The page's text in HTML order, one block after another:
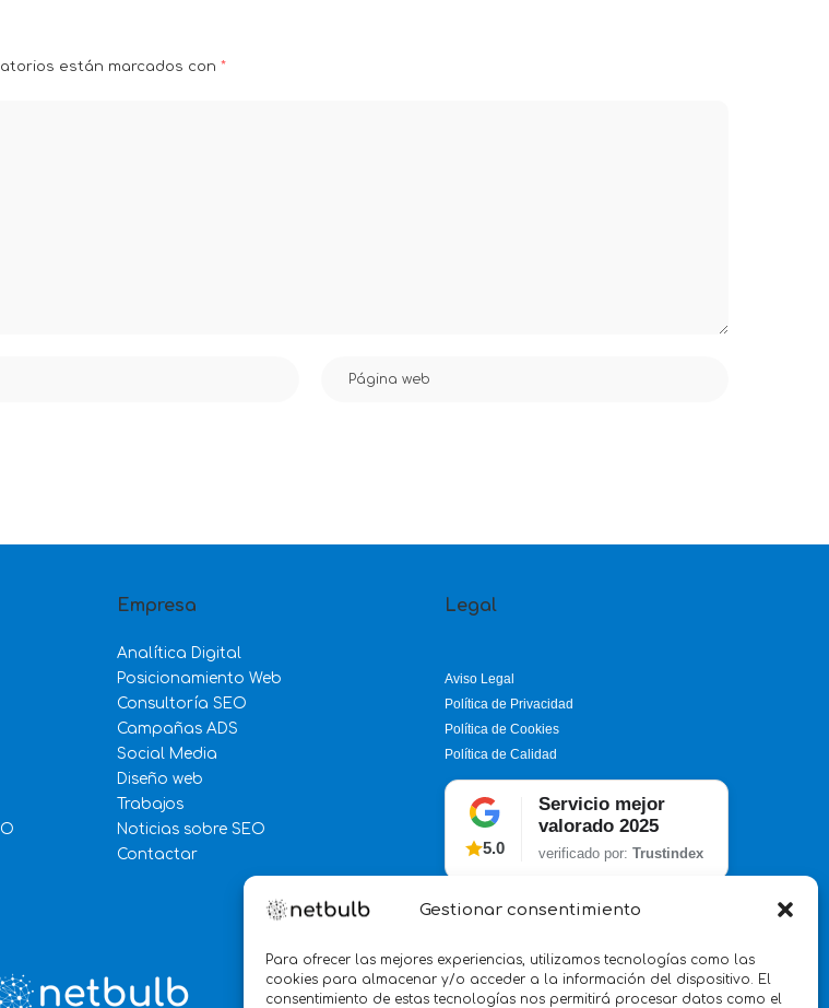
Gestionar consentimiento
Para ofrecer las mejores experiencias, utilizamos tecnologías como las
cookies para almacenar y/o acceder a la información del dispositivo. El
consentimiento de estas tecnologías nos permitirá procesar datos como el
están marcados con *
Empresa
Analítica Digital
Posicionamiento Web
Consultoría SEO
Campañas ADS
Social Media
Diseño web
Trabajos
Noticias sobre SEO
Contactar
Legal
Aviso Legal
Política de Privacidad
Política de Cookies
Política de Calidad
5.0
Servicio mejor
valorado 2025
verificado por: Trustindex